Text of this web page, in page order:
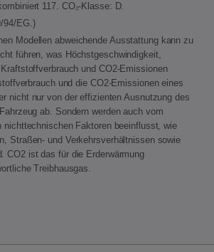
117. CO₂-Klasse: D.
94/EG.)
Modellen abweichende Ausstattung kann zu
führen, was Höchstgeschwindigkeit,
und CO2-Emissionen
und die CO2-Emissionen eines
nicht nur von der effizienten Ausnutzung des
ab. Sondern werden auch vom
nichttechnischen Faktoren beeinflusst, wie
Straßen- und Verkehrsverhältnissen sowie
CO2 ist das für die Erderwärmung
Treibhausgas.